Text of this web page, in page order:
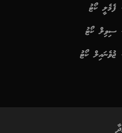
ފެމެލީ ކޯޓު
ސިވިލް ކޯޓު
ޖުވެނައިލް ކޯޓު